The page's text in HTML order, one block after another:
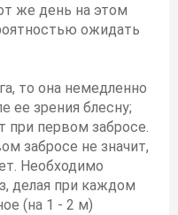
же день на этом
ожидать
то она немедленно
ее зрения блесну;
при первом забросе.
забросе не значит,
Необходимо
делая при каждом
(на 1 - 2 м)